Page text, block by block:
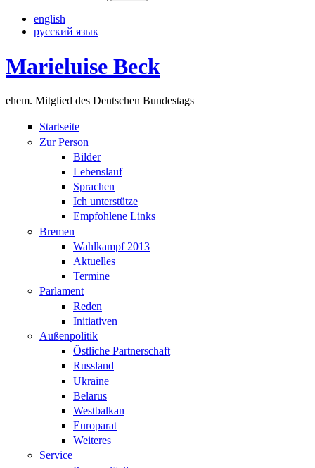
english
русский язык
Marieluise Beck
ehem. Mitglied des Deutschen Bundestags
Startseite
Zur Person
Bilder
Lebenslauf
Sprachen
Ich unterstütze
Empfohlene Links
Bremen
Wahlkampf 2013
Aktuelles
Termine
Parlament
Reden
Initiativen
Außenpolitik
Östliche Partnerschaft
Russland
Ukraine
Belarus
Westbalkan
Europarat
Weiteres
Service